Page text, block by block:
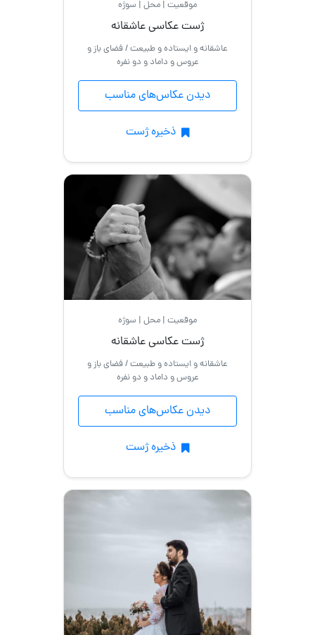
موقعیت | محل | سوژه
ژست عکاسی عاشقانه
عاشقانه و ایستاده و طبیعت / فضای باز و
عروس و داماد و دو نفره
دیدن عکاس‌های مناسب
ذخیره ژست
موقعیت | محل | سوژه
ژست عکاسی عاشقانه
عاشقانه و ایستاده و طبیعت / فضای باز و
عروس و داماد و دو نفره
دیدن عکاس‌های مناسب
ذخیره ژست